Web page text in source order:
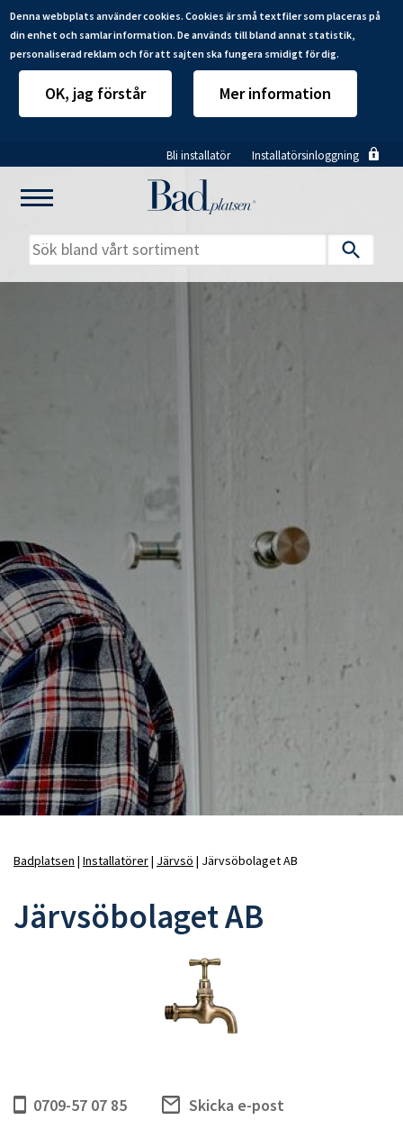
Denna webbplats använder cookies. Cookies är små textfiler som placeras på
din enhet och samlar information. De används till bland annat statistik,
personaliserad reklam och för att sajten ska fungera smidigt för dig.
OK, jag förstår Mer information
till
huvudinnehåll
Bli installatör Installatörsinloggning
Våra varumärken
Badplatsen Installatörer Järvsö Järvsöbolaget AB
Järvsöbolaget AB
0709-57 07 85
Skicka e-post